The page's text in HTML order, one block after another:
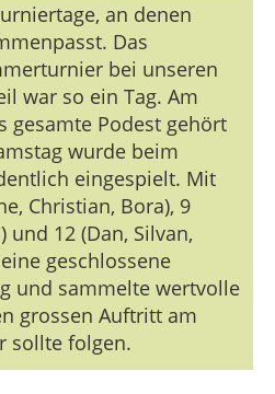
an denen
Das
bei unseren
war so ein Tag. Am
gesamte Podest gehört
wurde beim
eingespielt. Mit
Christian, Bora), 9
und 12 (Dan, Silvan,
geschlossene
und sammelte wertvolle
grossen Auftritt am
sollte folgen.